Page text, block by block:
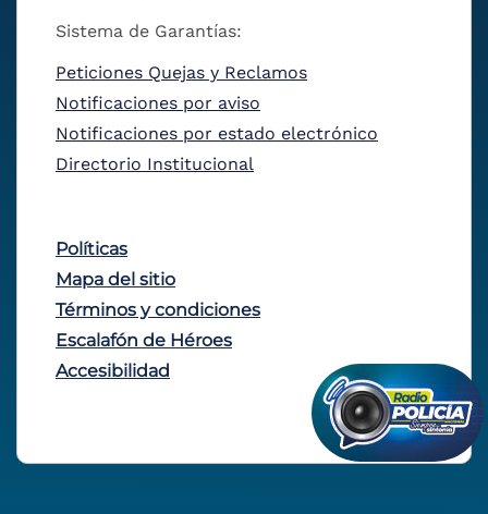
Sistema de Garantías:
Peticiones Quejas y Reclamos
Notificaciones por aviso
Notificaciones por estado electrónico
Directorio Institucional
Políticas
Mapa del sitio
Términos y condiciones
Escalafón de Héroes
Accesibilidad